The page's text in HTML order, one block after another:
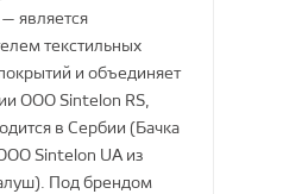
ПВХ покрытия
паркет
является
текстильных
и объединяет
ООО Sintelon RS,
в Сербии (Бачка
Sintelon UA из
Под брендом